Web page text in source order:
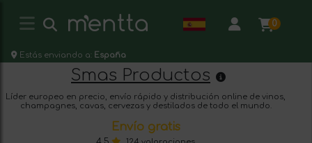
0
Estás enviando a: España
Smas Productos
Líder europeo en precio, envío rápido y distribución online de vinos,
champagnes, cavas, cervezas y destilados de todo el mundo.
Envío gratis